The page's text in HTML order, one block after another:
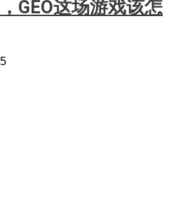
GEO这场游戏该怎